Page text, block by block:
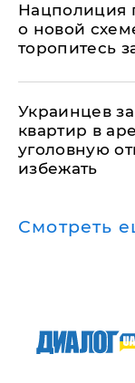
Нацполиция
о новой
торопитесь
Украинцев
квартир в
уголовную
избежать
Смотреть